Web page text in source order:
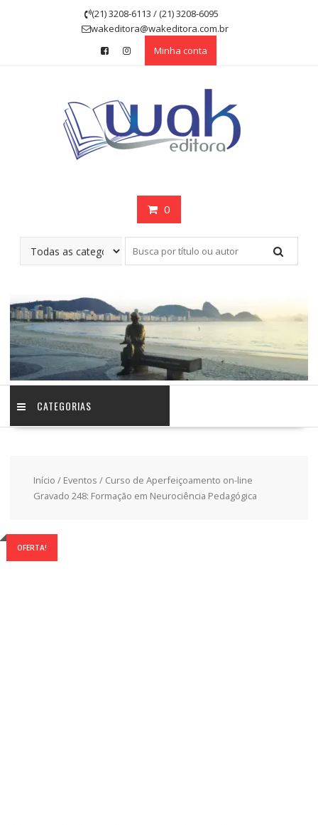
(21) 3208-6113 / (21) 3208-6095
wakeditora@wakeditora.com.br
Minha conta
0
CATEGORIAS
Início / Eventos / Curso de Aperfeiçoamento on-line
Gravado 248: Formação em Neurociência Pedagógica
OFERTA!